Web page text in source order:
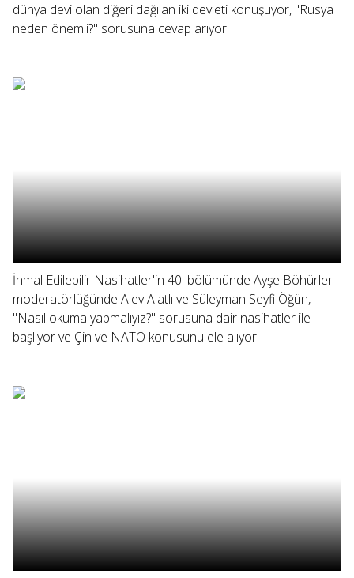
dünya devi olan diğeri dağılan iki devleti konuşuyor, "Rusya
neden önemli?" sorusuna cevap arıyor.
İhmal Edilebilir Nasihatler'in 40. bölümünde Ayşe Böhürler
moderatörlüğünde Alev Alatlı ve Süleyman Seyfi Öğün,
"Nasıl okuma yapmalıyız?" sorusuna dair nasihatler ile
başlıyor ve Çin ve NATO konusunu ele alıyor.